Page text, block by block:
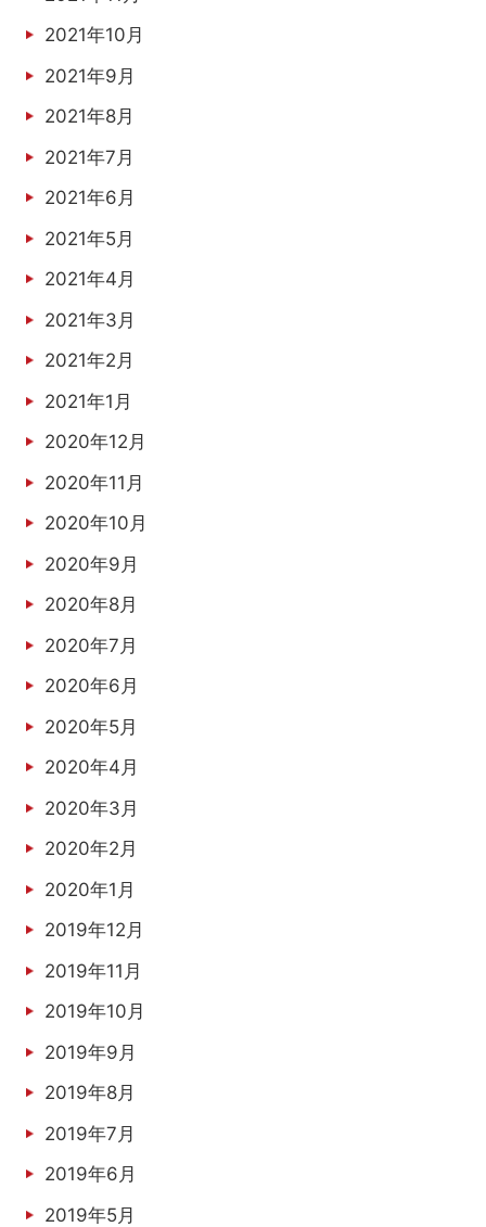
2021年10月
2021年9月
2021年8月
2021年7月
2021年6月
2021年5月
2021年4月
2021年3月
2021年2月
2021年1月
2020年12月
2020年11月
2020年10月
2020年9月
2020年8月
2020年7月
2020年6月
2020年5月
2020年4月
2020年3月
2020年2月
2020年1月
2019年12月
2019年11月
2019年10月
2019年9月
2019年8月
2019年7月
2019年6月
2019年5月